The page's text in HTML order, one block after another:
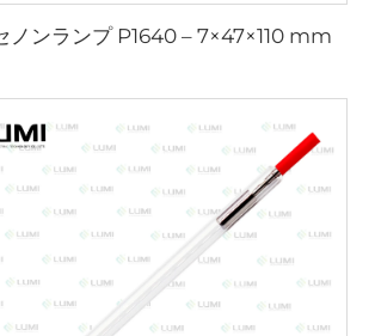
ノンランプ P1640 – 7×47×110 mm